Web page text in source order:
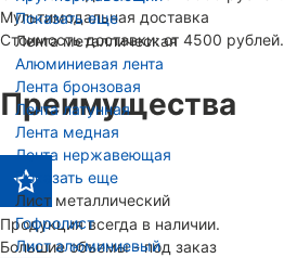
Показать еще
Лента металлическая
Алюминиевая лента
Лента бронзовая
Лента латунная
Лента медная
Лента нержавеющая
Показать еще
Лист металлический
Гофролист
Лист алюминиевый
Мультимодальная доставка
Стоимость доставки: от 4500 рублей.
Преимущества
Продукция всегда в наличии.
Большие объемы - под заказ